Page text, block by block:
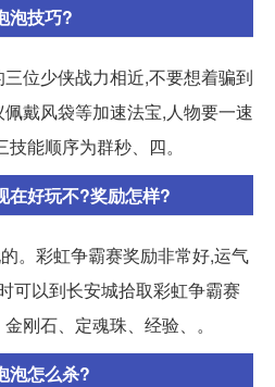
泡技巧?
位少侠战力相近,不要想着骗到
戴风袋等加速法宝,人物要一速
能顺序为群秒、四。
在好玩不?奖励怎样?
。彩虹争霸赛奖励非常好,运气
可以到长安城拾取彩虹争霸赛
刚石、定魂珠、经验、。
泡怎么杀?